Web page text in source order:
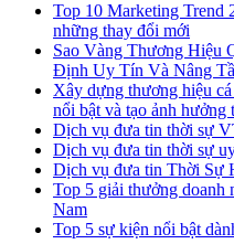
Top 10 Marketing Trend
những thay đổi mới
Sao Vàng Thương Hiệu
Định Uy Tín Và Nâng
Xây dựng thương hiệu
nổi bật và tạo ảnh hưởng
Dịch vụ đưa tin thời sự
Dịch vụ đưa tin thời sự
Dịch vụ đưa tin Thời Sự
Top 5 giải thưởng doanh
Nam
Top 5 sự kiện nổi bật